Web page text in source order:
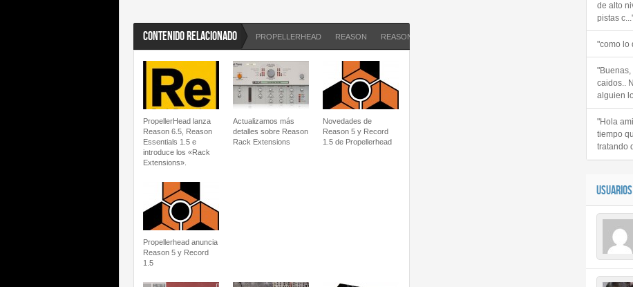
CONTENIDO RELACIONADO PROPELLERHEAD REASON REASON 7
PropellerHead lanza
Reason 6.5, Reason
Essentials 1.5 e
introduce los «Rack
Extensions».
Actualizamos más
detalles sobre Reason
Rack Extensions
Novedades de
Reason 5 y Record
1.5 de Propellerhead
Propellerhead anuncia
Reason 5 y Record
1.5
de alto
pistas
"como lo
"Buenas,
caidos..
alguien
"Hola
tiempo
tratando
USUARIOS